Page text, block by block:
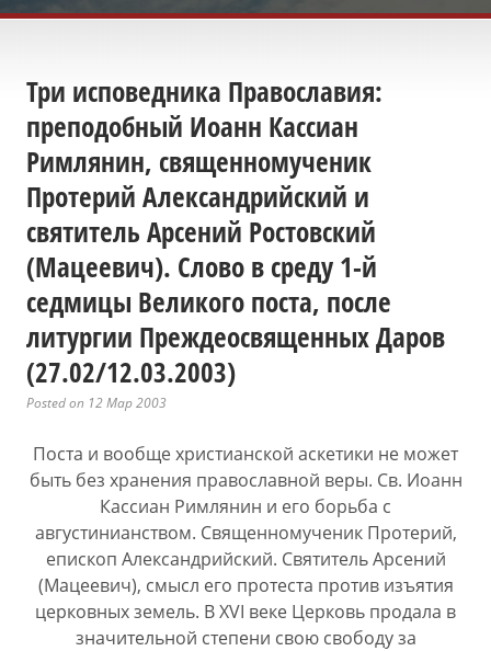
Три исповедника Православия:
преподобный Иоанн Кассиан
Римлянин, священномученик
Протерий Александрийский и
святитель Арсений Ростовский
(Мацеевич). Слово в среду 1-й
седмицы Великого поста, после
литургии Преждеосвященных Даров
(27.02/12.03.2003)
Posted on 12 Мар 2003
Поста и вообще христианской аскетики не может
быть без хранения православной веры. Св. Иоанн
Кассиан Римлянин и его борьба с
августинианством. Священномученик Протерий,
епископ Александрийский. Святитель Арсений
(Мацеевич), смысл его протеста против изъятия
церковных земель. В XVI веке Церковь продала в
значительной степени свою свободу за